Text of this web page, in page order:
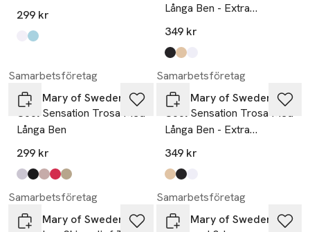
299 kr
Produkten finns i färgerna:
,
svart
Långa Ben - Extra
Täckning
349 kr
Produkten finns i färgerna:
svart
beige
vit,
Samarbetsföretag
Miss Mary of Sweden
Cool Sensation Trosa Med
Långa Ben
299 kr
Produkten finns i färgerna:
vit,
svart,
taupe,
korall,
beige,
Samarbetsföretag
Miss Mary of Sweden
Cool Sensation Trosa Med
Långa Ben - Extra
Täckning
349 kr
Produkten finns i färgerna:
beige
svart
vit,
Samarbetsföretag
Miss Mary of Sweden
Samarbetsföretag
Miss Mary of Sweden